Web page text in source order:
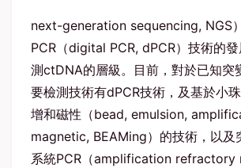
next-generation sequencing, NGS
PCR（digital PCR, dPCR）技術的
測ctDNA的層級。目前，對於已知突
要檢測技術有dPCR技術，及基於小
增和磁性（bead, emulsion,
magnetic, BEAMing）的技術，以及
系統PCR（amplification refractory